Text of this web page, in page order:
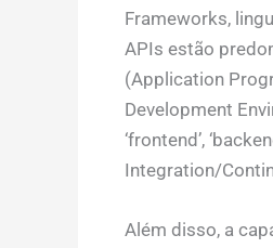
Frameworks,
APIs estão
(Application
Development
‘frontend’,
Integration/
Além disso, a